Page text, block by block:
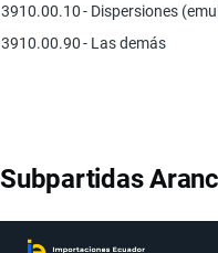
3910.00.10- Dispersiones
3910.00.90- Las demás
Subpartidas